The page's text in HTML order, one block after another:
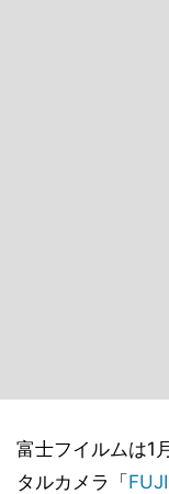
富士フイルムは1
タルカメラ「